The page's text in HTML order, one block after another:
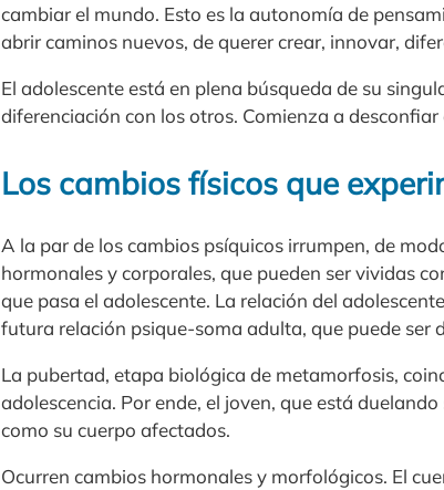
cambiar el mundo. Esto es la autonomía de
abrir caminos nuevos, de querer crear, innovar,
El adolescente está en plena búsqueda de su
diferenciación con los otros. Comienza a
Los cambios físicos que
A la par de los cambios psíquicos irrumpen, de
hormonales y corporales, que pueden ser vividas
que pasa el adolescente. La relación del
futura relación psique-soma adulta, que puede ser
La pubertad, etapa biológica de metamorfosis,
adolescencia. Por ende, el joven, que está
como su cuerpo afectados.
Ocurren cambios hormonales y morfológicos. El